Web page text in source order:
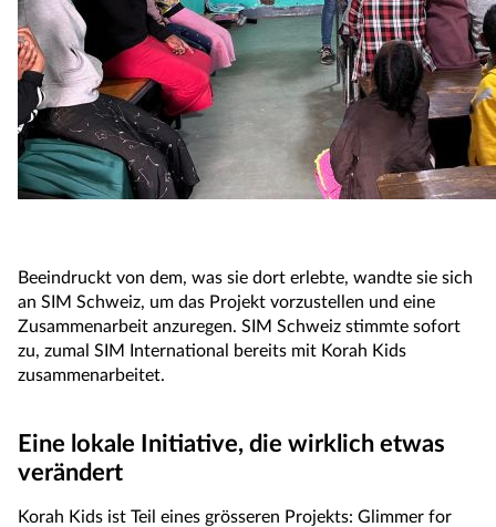
Beeindruckt von dem, was sie dort erlebte, wandte sie sich
an SIM Schweiz, um das Projekt vorzustellen und eine
Zusammenarbeit anzuregen. SIM Schweiz stimmte sofort
zu, zumal SIM International bereits mit Korah Kids
zusammenarbeitet.
Eine lokale Initiative, die wirklich etwas
verändert
Korah Kids ist Teil eines grösseren Projekts: Glimmer for